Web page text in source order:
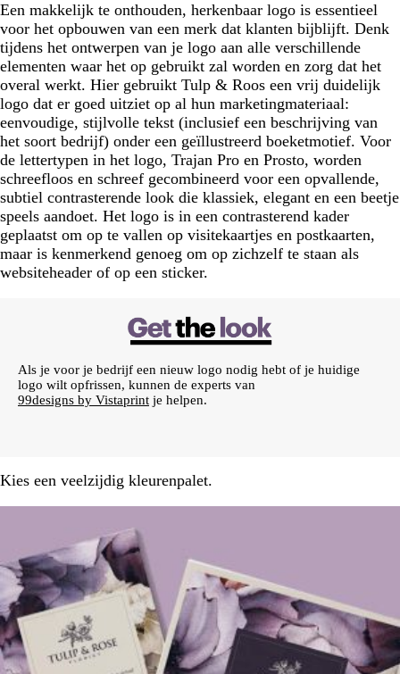
Een makkelijk te onthouden, herkenbaar logo is essentieel
voor het opbouwen van een merk dat klanten bijblijft. Denk
tijdens het ontwerpen van je logo aan alle verschillende
elementen waar het op gebruikt zal worden en zorg dat het
overal werkt. Hier gebruikt Tulp & Roos een vrij duidelijk
logo dat er goed uitziet op al hun marketingmateriaal:
eenvoudige, stijlvolle tekst (inclusief een beschrijving van
het soort bedrijf) onder een geïllustreerd boeketmotief. Voor
de lettertypen in het logo, Trajan Pro en Prosto, worden
schreefloos en schreef gecombineerd voor een opvallende,
subtiel contrasterende look die klassiek, elegant en een beetje
speels aandoet. Het logo is in een contrasterend kader
geplaatst om op te vallen op visitekaartjes en postkaarten,
maar is kenmerkend genoeg om op zichzelf te staan als
websiteheader of op een sticker.
Als je voor je bedrijf een nieuw logo nodig hebt of je huidige
logo wilt opfrissen, kunnen de experts van
99designs by Vistaprint je helpen.
Kies een veelzijdig kleurenpalet.